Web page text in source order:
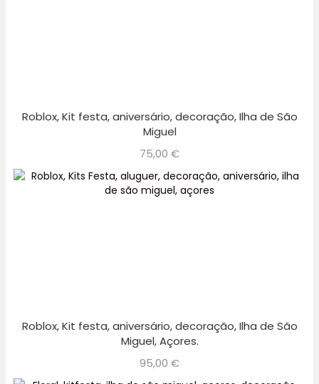
Roblox, Kit festa, aniversário, decoração, Ilha de São
Miguel
75,00 €
Roblox, Kit festa, aniversário, decoração, Ilha de São
Miguel, Açores.
95,00 €